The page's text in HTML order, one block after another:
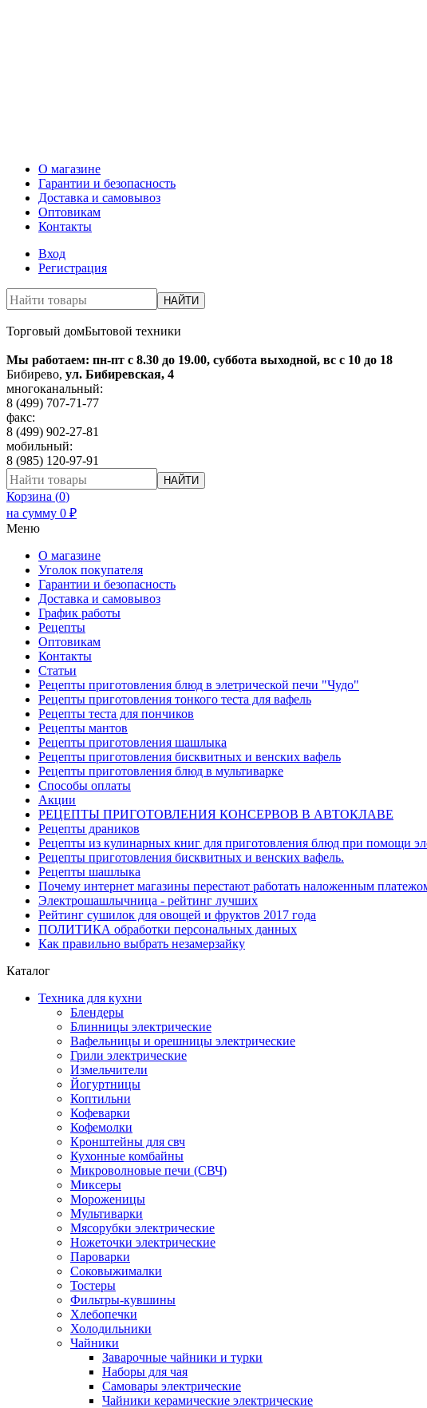
О магазине
Гарантии и безопасность
Доставка и самовывоз
Оптовикам
Контакты
Вход
Регистрация
НАЙТИ
Торговый домБытовой техники
Мы работаем: пн-пт с 8.30 до 19.00, суббота выходной, вс с 10 до 18
Бибирево, ул. Бибиревская, 4
многоканальный:
8 (499) 707-71-77
факс:
8 (499) 902-27-81
мобильный:
8 (985) 120-97-91
НАЙТИ
Корзина (0)
на сумму 0 ₽
Меню
О магазине
Уголок покупателя
Гарантии и безопасность
Доставка и самовывоз
График работы
Рецепты
Оптовикам
Контакты
Статьи
Рецепты приготовления блюд в элетрической печи "Чудо"
Рецепты приготовления тонкого теста для вафель
Рецепты теста для пончиков
Рецепты мантов
Рецепты приготовления шашлыка
Рецепты приготовления бисквитных и венских вафель
Рецепты приготовления блюд в мультиварке
Способы оплаты
Акции
РЕЦЕПТЫ ПРИГОТОВЛЕНИЯ КОНСЕРВОВ В АВТОКЛАВЕ
Рецепты драников
Рецепты из кулинарных книг для приготовления блюд при помощи
Рецепты приготовления бисквитных и венских вафель.
Рецепты шашлыка
Почему интернет магазины перестают работать наложенным
Электрошашлычница - рейтинг лучших
Рейтинг сушилок для овощей и фруктов 2017 года
ПОЛИТИКА обработки персональных данных
Как правильно выбрать незамерзайку
Каталог
Техника для кухни
Блендеры
Блинницы электрические
Вафельницы и орешницы электрические
Грили электрические
Измельчители
Йогуртницы
Коптильни
Кофеварки
Кофемолки
Кронштейны для свч
Кухонные комбайны
Микроволновые печи (СВЧ)
Миксеры
Мороженицы
Мультиварки
Мясорубки электрические
Ножеточки электрические
Пароварки
Соковыжималки
Тостеры
Фильтры-кувшины
Хлебопечки
Холодильники
Чайники
Заварочные чайники и турки
Наборы для чая
Самовары электрические
Чайники керамические электрические